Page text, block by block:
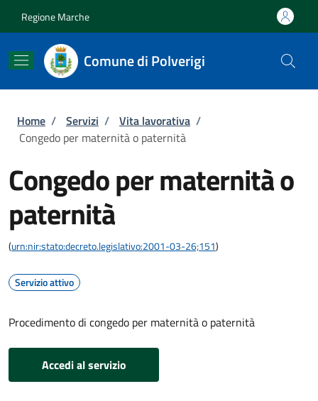
Regione Marche
Comune di Polverigi
Briciole di pane
Home / Servizi / Vita lavorativa /
Congedo per maternità o paternità
Congedo per maternità o
paternità
(urn:nir:stato:decreto.legislativo:2001-03-26;151)
Servizio attivo
Procedimento di congedo per maternità o paternità
Accedi al servizio